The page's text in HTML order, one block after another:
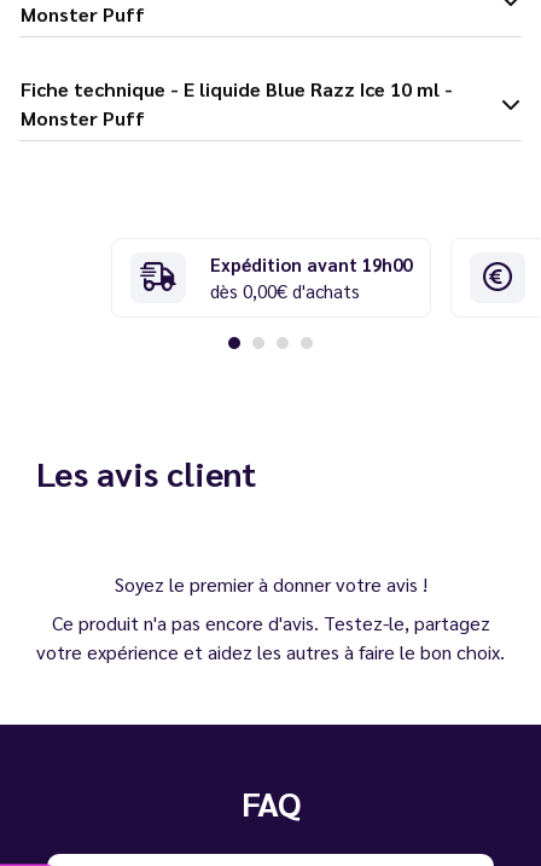
Monster Puff
Fiche technique - E liquide Blue Razz Ice 10 ml -
Monster Puff
Expédition avant 19h00
dès 0,00€ d'achats
Les avis client
Soyez le premier à donner votre avis !
Ce produit n'a pas encore d'avis. Testez-le, partagez
votre expérience et aidez les autres à faire le bon choix.
FAQ